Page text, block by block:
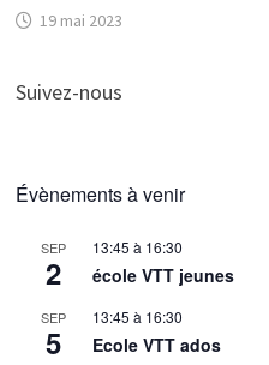
19 mai 2023
Suivez-nous
Évènements à venir
SEP
2
13:45 à 16:30
école VTT jeunes
SEP
5
13:45 à 16:30
Ecole VTT ados